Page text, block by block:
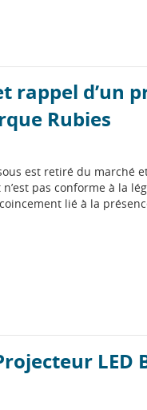
rappel d’un
Rubies
est retiré du marché
pas conforme à la
lié à la
LED